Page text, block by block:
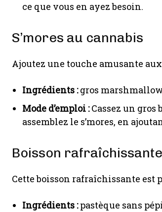
ce que vous en ayez besoin.
S’mores au cannabis
Ajoutez une touche amusante aux
Ingrédients :gros
Mode d’emploi :Cassez un
assemblez le s’mores, en
Boisson
Cette boisson rafraîchissante est
Ingrédients :pastèque sans